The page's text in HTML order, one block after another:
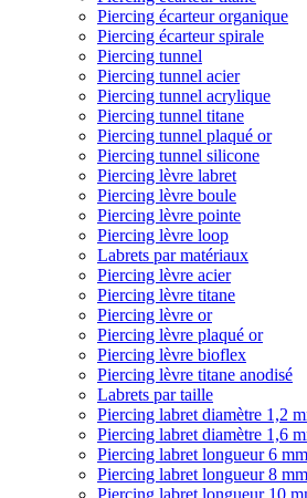
Piercing écarteur organique
Piercing écarteur spirale
Piercing tunnel
Piercing tunnel acier
Piercing tunnel acrylique
Piercing tunnel titane
Piercing tunnel plaqué or
Piercing tunnel silicone
Piercing lèvre labret
Piercing lèvre boule
Piercing lèvre pointe
Piercing lèvre loop
Labrets par matériaux
Piercing lèvre acier
Piercing lèvre titane
Piercing lèvre or
Piercing lèvre plaqué or
Piercing lèvre bioflex
Piercing lèvre titane anodisé
Labrets par taille
Piercing labret diamètre 1,2
Piercing labret diamètre 1,6
Piercing labret longueur 6 mm
Piercing labret longueur 8 mm
Piercing labret longueur 10